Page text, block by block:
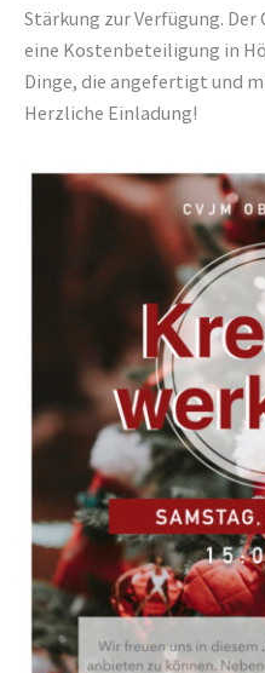
Stärkung zur Verfügung.
eine Kostenbeteiligung in
Dinge, die angefertigt und
Herzliche Einladung!